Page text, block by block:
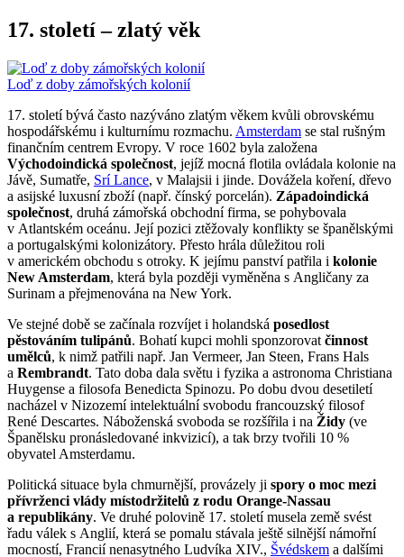
17. století – zlatý věk
Loď z doby zámořských kolonií
17. století bývá často nazýváno zlatým věkem kvůli obrovskému
hospodářskému i kulturnímu rozmachu. Amsterdam se stal rušným
finančním centrem Evropy. V roce 1602 byla založena
Východoindická společnost, jejíž mocná flotila ovládala kolonie na
Jávě, Sumatře, Srí Lance, v Malajsii i jinde. Dovážela koření, dřevo
a asijské luxusní zboží (např. čínský porcelán). Západoindická
společnost, druhá zámořská obchodní firma, se pohybovala
v Atlantském oceánu. Její pozici ztěžovaly konflikty se španělskými
a portugalskými kolonizátory. Přesto hrála důležitou roli
v americkém obchodu s otroky. K jejímu panství patřila i kolonie
New Amsterdam, která byla později vyměněna s Angličany za
Surinam a přejmenována na New York.
Ve stejné době se začínala rozvíjet i holandská posedlost
pěstováním tulipánů. Bohatí kupci mohli sponzorovat činnost
umělců, k nimž patřili např. Jan Vermeer, Jan Steen, Frans Hals
a Rembrandt. Tato doba dala světu i fyzika a astronoma Christiana
Huygense a filosofa Benedicta Spinozu. Po dobu dvou desetiletí
nacházel v Nizozemí intelektuální svobodu francouzský filosof
René Descartes. Náboženská svoboda se rozšířila i na Židy (ve
Španělsku pronásledované inkvizicí), a tak brzy tvořili 10 %
obyvatel Amsterdamu.
Politická situace byla chmurnější, provázely ji spory o moc mezi
přívrženci vlády místodržitelů z rodu Orange-Nassau
a republikány. Ve druhé polovině 17. století musela země svést
řadu válek s Anglií, která se pomalu stávala ještě silnější námořní
mocností, Francií nenasytného Ludvíka XIV., Švédskem a dalšími